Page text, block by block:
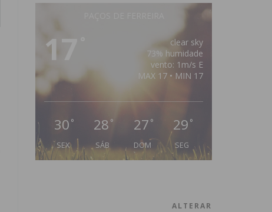
17
clear sky
73% humidade
vento: 1m/s E
MAX 17 • MIN 17
30 °
SEX
28 °
SÁB
27 °
DOM
29 °
SEG
ALTERAR